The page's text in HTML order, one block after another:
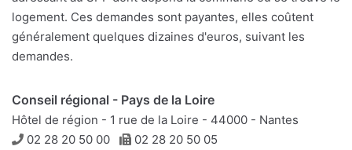
logement. Ces demandes sont payantes, elles coûtent
généralement quelques dizaines d'euros, suivant les
demandes.
Conseil régional - Pays de la Loire
Hôtel de région - 1 rue de la Loire - 44000 - Nantes
Téléphone
02 28 20 50 00 Télécopie
02 28 20 50 05